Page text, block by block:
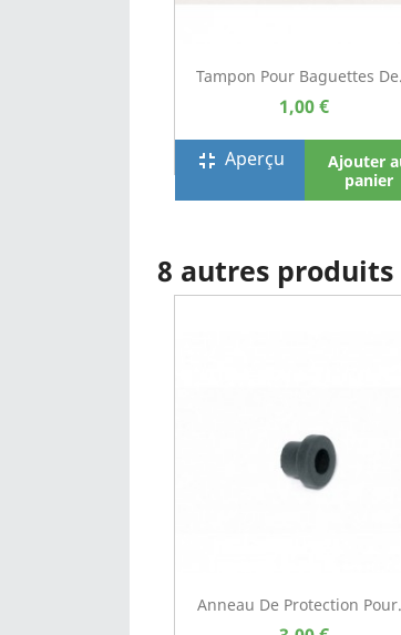
Tampon Pour Baguettes
1,00 €
fullscreen_exit Aperçu
Ajouter
panier
8 autres
Anneau De Protection